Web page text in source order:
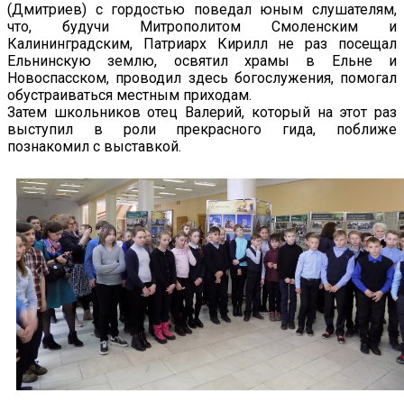
(Дмитриев) с гордостью поведал юным слушателям,
что, будучи Митрополитом Смоленским и
Калининградским, Патриарх Кирилл не раз посещал
Ельнинскую землю, освятил храмы в Ельне и
Новоспасском, проводил здесь богослужения, помогал
обустраиваться местным приходам.
Затем школьников отец Валерий, который на этот раз
выступил в роли прекрасного гида, поближе
познакомил с выставкой.